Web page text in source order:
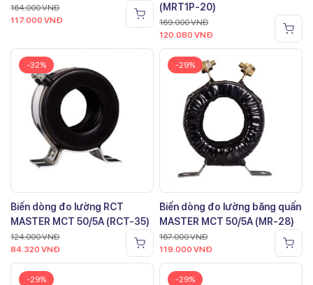
164.000VNĐ
117.000 VNĐ
(MRT1P-20)
169.000VNĐ
120.080 VNĐ
-32%
Biến dòng đo lường RCT
MASTER MCT 50/5A (RCT-35)
124.000VNĐ
84.320 VNĐ
-29%
Biến dòng đo lường băng quấn
MASTER MCT 50/5A (MR-28)
167.000VNĐ
119.000 VNĐ
-29% -29%